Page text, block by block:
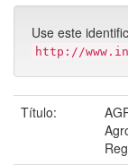
Use este
http://
Título: